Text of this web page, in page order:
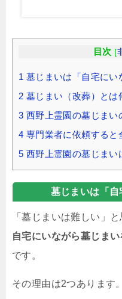
目次 [
1 墓じまいは「自宅にい
2 墓じまい（改葬）とは
3 西野上霊園の墓じまい
4 専門業者に依頼すると
5 西野上霊園の墓じまい
墓じまいは「
「墓じまいは難しい」
自宅にいながら墓じま
です。
その理由は2つあります。